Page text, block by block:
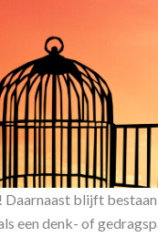
blijft
een denk- of